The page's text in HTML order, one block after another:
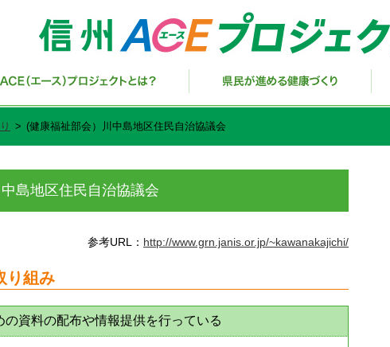
> (健康福祉部会）川中島地区住民自治協議会
島地区住民自治協議会
参考URL： http://www.grn.janis.or.jp/~kawanakajichi/
り組み
資料の配布や情報提供を行っている